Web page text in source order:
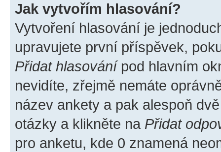
Jak vytvořím hlasování?
Vytvoření hlasování je
upravujete první příspěvek,
Přidat hlasovánípod hlavním
nevidíte, zřejmě nemáte
název ankety a pak alespoň
otázky a klikněte na Přidat
pro anketu, kde 0 znamená